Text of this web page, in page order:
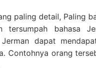
paling detail, Paling
tersumpah bahasa
dapat
Contohnya orang